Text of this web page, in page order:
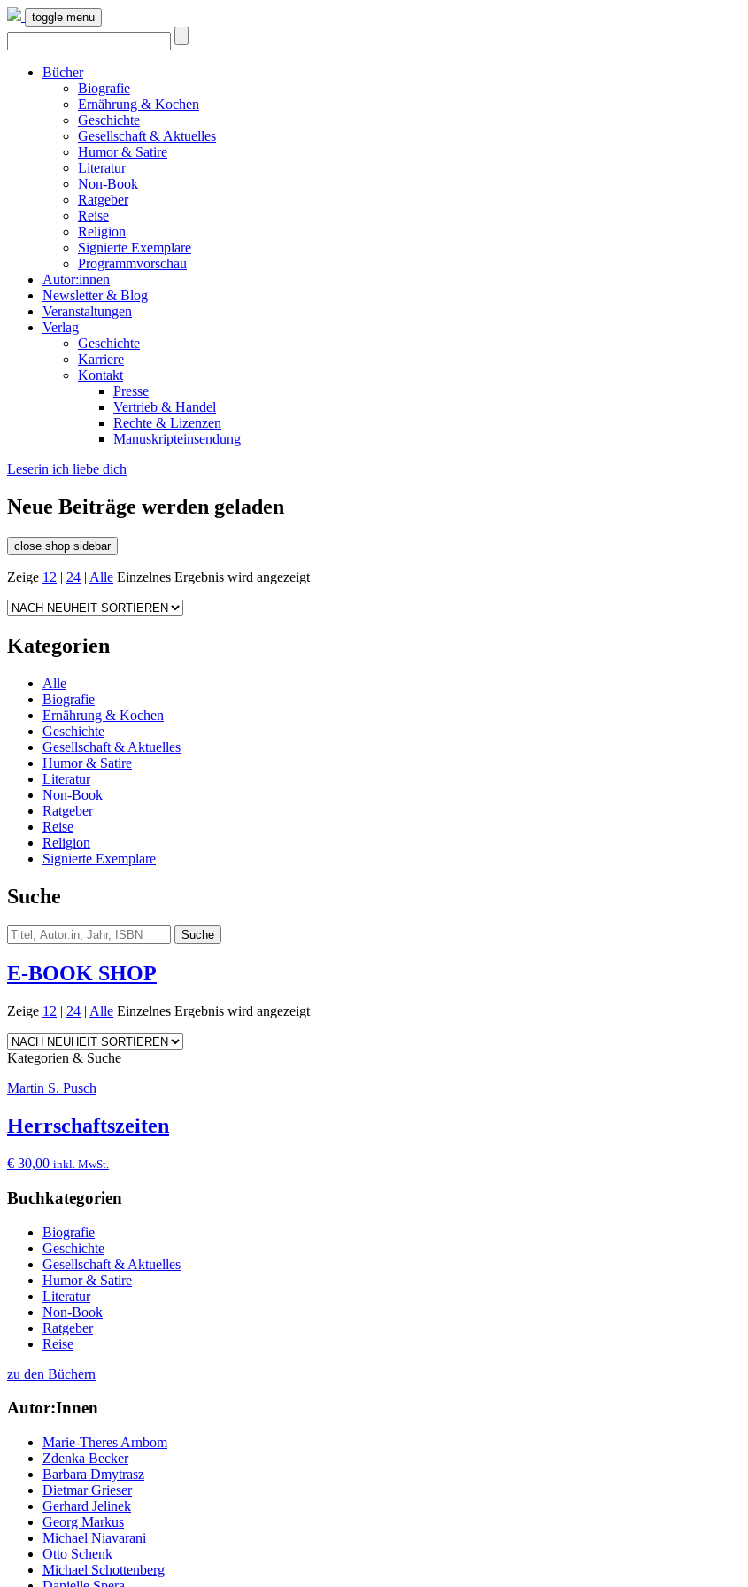
toggle menu
Bücher
Biografie
Ernährung & Kochen
Geschichte
Gesellschaft & Aktuelles
Humor & Satire
Literatur
Non-Book
Ratgeber
Reise
Religion
Signierte Exemplare
Programmvorschau
Autor:innen
Newsletter & Blog
Veranstaltungen
Verlag
Geschichte
Karriere
Kontakt
Presse
Vertrieb & Handel
Rechte & Lizenzen
Manuskripteinsendung
Leserin ich liebe dich
Neue Beiträge werden geladen
close shop sidebar
Zeige 12 | 24 | Alle Einzelnes Ergebnis wird angezeigt
Kategorien
Alle
Biografie
Ernährung & Kochen
Geschichte
Gesellschaft & Aktuelles
Humor & Satire
Literatur
Non-Book
Ratgeber
Reise
Religion
Signierte Exemplare
Suche
E-BOOK SHOP
Zeige 12 | 24 | Alle Einzelnes Ergebnis wird angezeigt
Kategorien & Suche
Martin S. Pusch
Herrschaftszeiten
€ 30,00 inkl. MwSt.
Buchkategorien
Biografie
Geschichte
Gesellschaft & Aktuelles
Humor & Satire
Literatur
Non-Book
Ratgeber
Reise
zu den Büchern
Autor:Innen
Marie-Theres Arnbom
Zdenka Becker
Barbara Dmytrasz
Dietmar Grieser
Gerhard Jelinek
Georg Markus
Michael Niavarani
Otto Schenk
Michael Schottenberg